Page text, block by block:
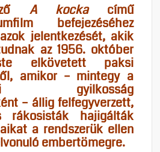
A kockacímű
befejezéséhez
jelentkezését, akik
az 1956. október
elkövetett paksi
amikor – mintegy a
gyilkosság
– állig felfegyverzett,
rákosisták hajigálták
a rendszerük ellen
embertömegre.